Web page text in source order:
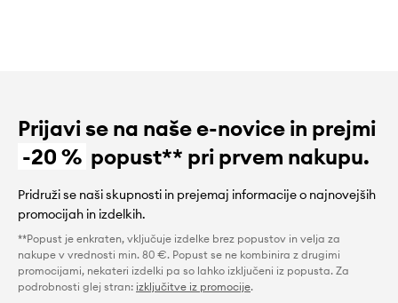
Prijavi se na naše e-novice in prejmi
-20 % popust** pri prvem nakupu.
Pridruži se naši skupnosti in prejemaj informacije o najnovejših
promocijah in izdelkih.
**Popust je enkraten, vključuje izdelke brez popustov in velja za
nakupe v vrednosti min. 80 €. Popust se ne kombinira z drugimi
promocijami, nekateri izdelki pa so lahko izključeni iz popusta. Za
podrobnosti glej stran: izključitve iz promocije.